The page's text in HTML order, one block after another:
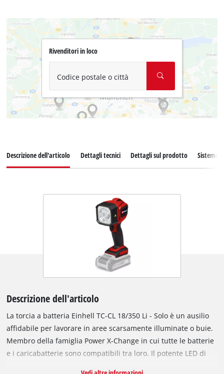
Rivenditori in loco
Codice postale o città
Descrizione dell'articolo Dettagli tecnici Dettagli sul prodotto Sistema
Descrizione dell'articolo
La torcia a batteria Einhell TC-CL 18/350 Li - Solo è un ausilio
affidabile per lavorare in aree scarsamente illuminate o buie.
Membro della famiglia Power X-Change in cui tutte le batterie
e i caricabatterie sono compatibili tra loro. Il potente LED di